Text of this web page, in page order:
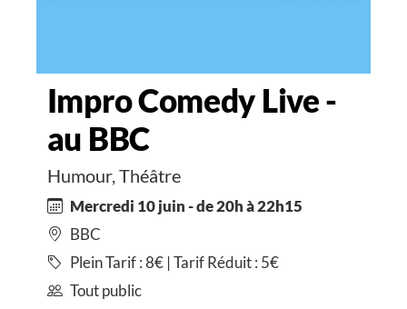
Impro Comedy Live -
au BBC
Humour, Théâtre
Mercredi 10 juin - de 20h à 22h15
BBC
Plein Tarif : 8€ | Tarif Réduit : 5€
Tout public